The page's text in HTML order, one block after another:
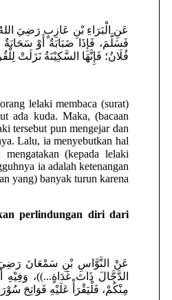
عَنِ الْبَرَاءِ بْنِ عَازِبٍ رَضِيَ
فَسَلَّمَ، فَإِذَا ضَبَابَةٌ أَوْ
فُلَانُ؛ فَإِنَّهَا السَّكِيْنَةُ نَزَلَتْ
ada kuda. Maka, (bacaan
tersebut pun mengejar dan
Lalu, ia menyebutkan hal
ia adalah ketenangan
yang) banyak turun karena
perlindungan diri dari
عَنْ النَّوَّاسِ بْنِ سَمْعَانَ رَضِيَ
الدَّجَّالَ ذَاتَ غَدَاةٍ...))،
مِنْكُمْ، فَلْيَقْرَأْ عَلَيْهِ فَوَاتِحَ